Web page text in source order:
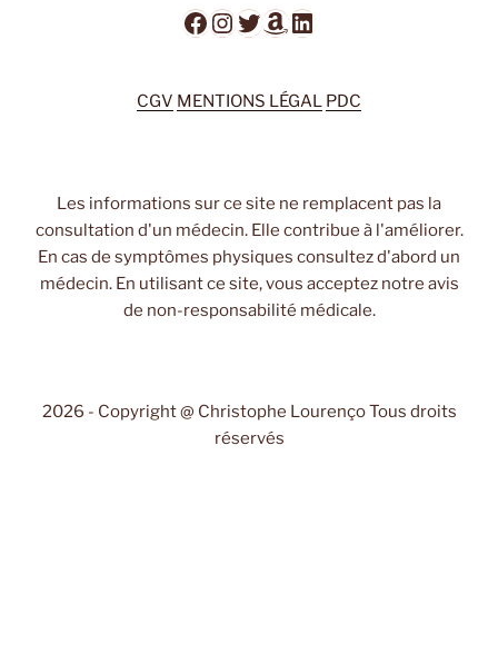
Facebook
Instagram
Twitter
Amazon
LinkedIn
CGV MENTIONS LÉGAL PDC
Les informations sur ce site ne remplacent pas la
consultation d'un médecin. Elle contribue à l'améliorer.
En cas de symptômes physiques consultez d'abord un
médecin. En utilisant ce site, vous acceptez notre avis
de non-responsabilité médicale.
2026 - Copyright @ Christophe Lourenço Tous droits
réservés